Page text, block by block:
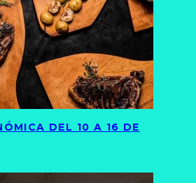
DEL 10 A 16 DE